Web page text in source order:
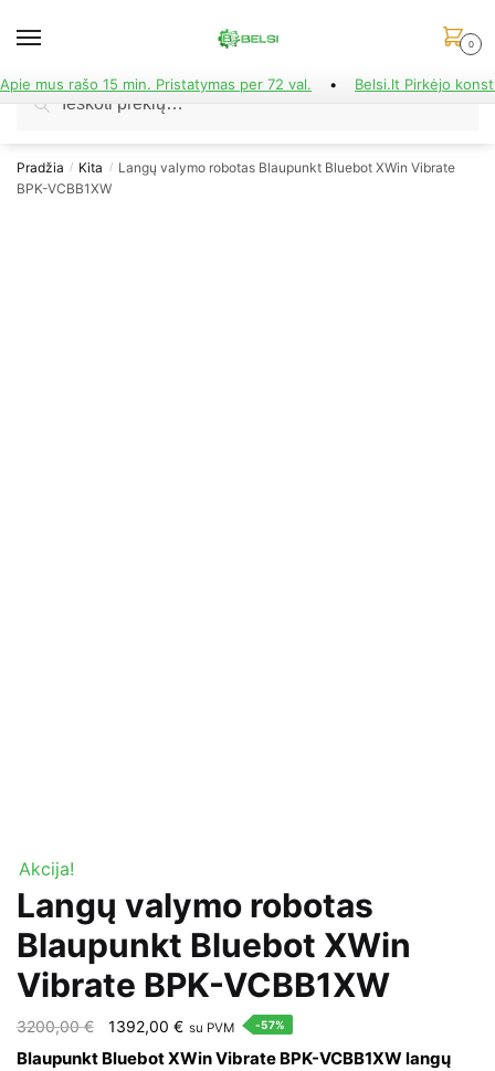
Ieškoti:
0
Pradžia / Kita / Langų valymo robotas Blaupunkt Bluebot XWin Vibrate
BPK-VCBB1XW
Akcija!
Langų valymo robotas
Blaupunkt Bluebot XWin
Vibrate BPK-VCBB1XW
3200,00€
Original
price
1392,00 €Current
price
su PVM -57%
Blaupunkt Bluebot XWin Vibrate BPK-VCBB1XW langų
Apie mus rašo 15 min. Pristatymas per 72 val. • Belsi.lt Pirkėjo